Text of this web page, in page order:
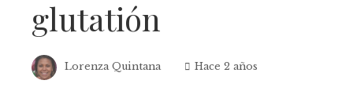
glutatión
Lorenza Quintana Hace 2 años